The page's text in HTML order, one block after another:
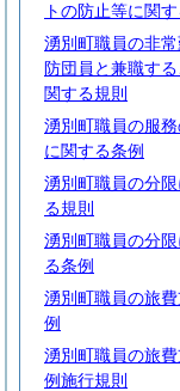
トの防止等に関
湧別町職員の非
防団員と兼職す
関する規則
湧別町職員の服
に関する条例
湧別町職員の分
る規則
湧別町職員の分
る条例
湧別町職員の旅
例
湧別町職員の旅
例施行規則